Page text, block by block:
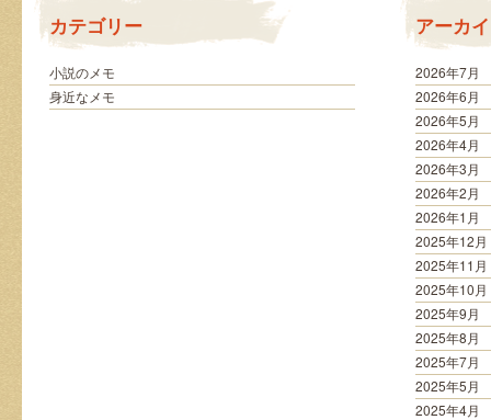
ら
み
類
の
カテゴリー
小説のメモ
身近なメモ
アーカ
2026年7月
2026年6月
2026年5月
2026年4月
2026年3月
2026年2月
2026年1月
2025年12月
2025年11月
2025年10月
2025年9月
2025年8月
2025年7月
2025年5月
2025年4月